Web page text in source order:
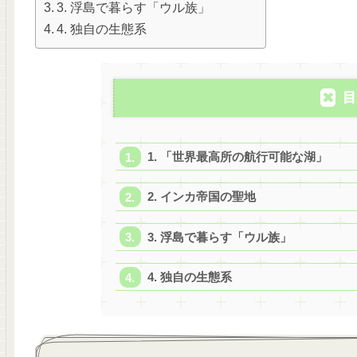
3. 浮島で暮らす「ウル族」
4. 独自の生態系
1. 「世界最高所の航行可能な湖」
2. インカ帝国の聖地
3. 浮島で暮らす「ウル族」
4. 独自の生態系